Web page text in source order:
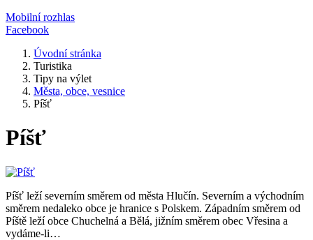
Mobilní rozhlas
Facebook
Úvodní stránka
Turistika
Tipy na výlet
Města, obce, vesnice
Píšť
Píšť
Píšť leží severním směrem od města Hlučín. Severním a východním
směrem nedaleko obce je hranice s Polskem. Západním směrem od
Píště leží obce Chuchelná a Bělá, jižním směrem obec Vřesina a
vydáme-li…